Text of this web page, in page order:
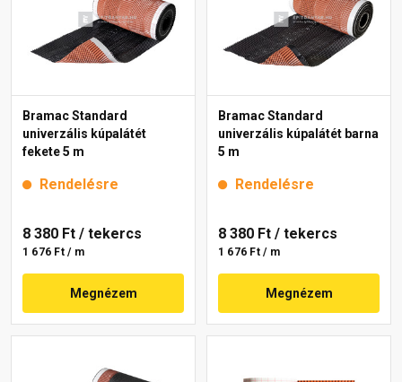
Bramac Standard
univerzális kúpalátét
fekete 5 m
Rendelésre
8 380 Ft / tekercs
1 676 Ft / m
Megnézem
Bramac Standard
univerzális kúpalátét barna
5 m
Rendelésre
8 380 Ft / tekercs
1 676 Ft / m
Megnézem